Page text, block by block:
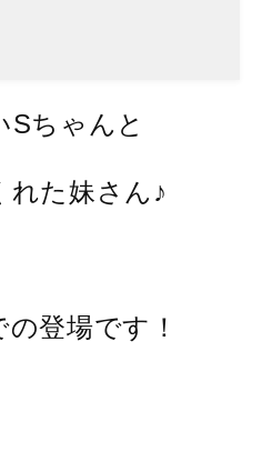
Sちゃんと
れた妹さん♪
登場です！